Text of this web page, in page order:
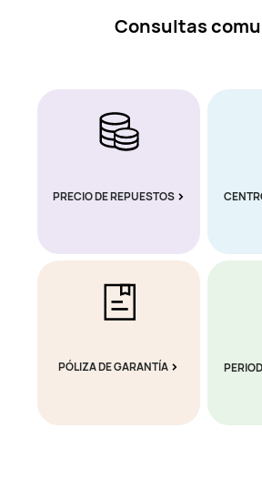
Consultas
PRECIO DE REPUESTOS
PÓLIZA DE GARANTÍA